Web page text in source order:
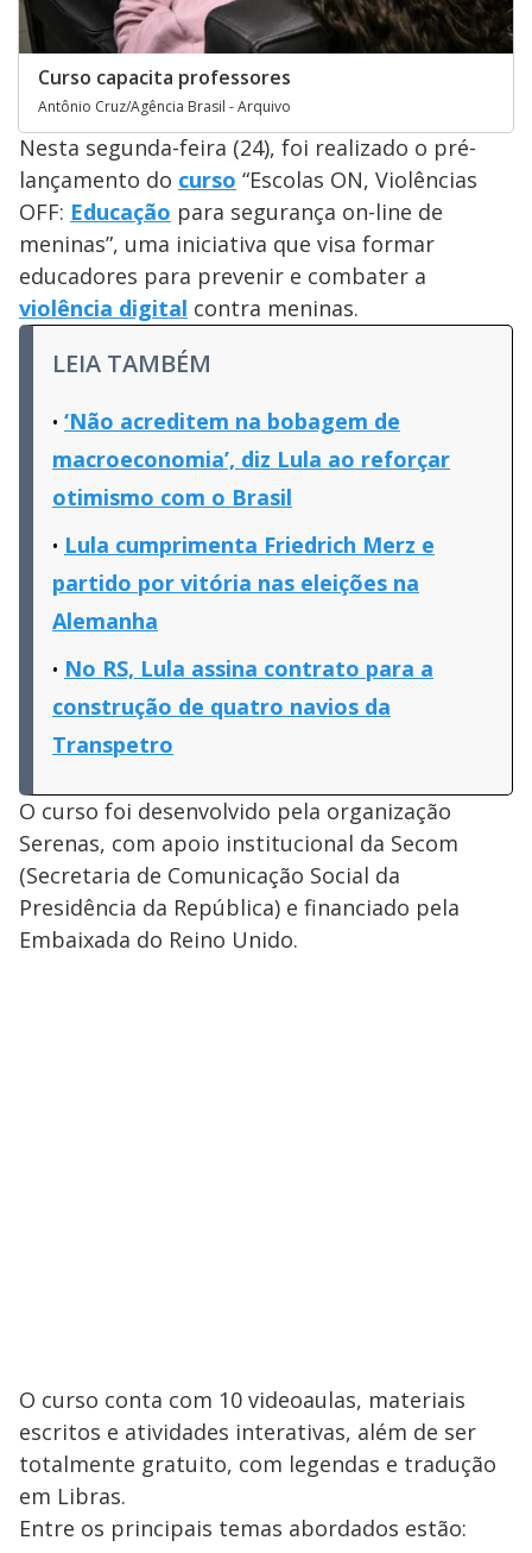
Curso capacita professores
Antônio Cruz/Agência Brasil - Arquivo
Nesta segunda-feira (24), foi realizado o pré-
lançamento do curso “Escolas ON, Violências
OFF: Educação para segurança on-line de
meninas”, uma iniciativa que visa formar
educadores para prevenir e combater a
violência digital contra meninas.
LEIA TAMBÉM
‘Não acreditem na bobagem de
macroeconomia’, diz Lula ao reforçar
otimismo com o Brasil
Lula cumprimenta Friedrich Merz e
partido por vitória nas eleições na
Alemanha
No RS, Lula assina contrato para a
construção de quatro navios da
Transpetro
O curso foi desenvolvido pela organização
Serenas, com apoio institucional da Secom
(Secretaria de Comunicação Social da
Presidência da República) e financiado pela
Embaixada do Reino Unido.
O curso conta com 10 videoaulas, materiais
escritos e atividades interativas, além de ser
totalmente gratuito, com legendas e tradução
em Libras.
Entre os principais temas abordados estão: